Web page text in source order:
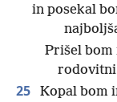
in posekal
Prišel bom
rodovitni
25
Kopal bom